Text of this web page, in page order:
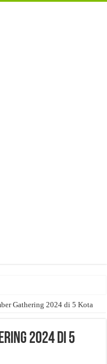
Gathering 2024 di 5 Kota
2024 di 5